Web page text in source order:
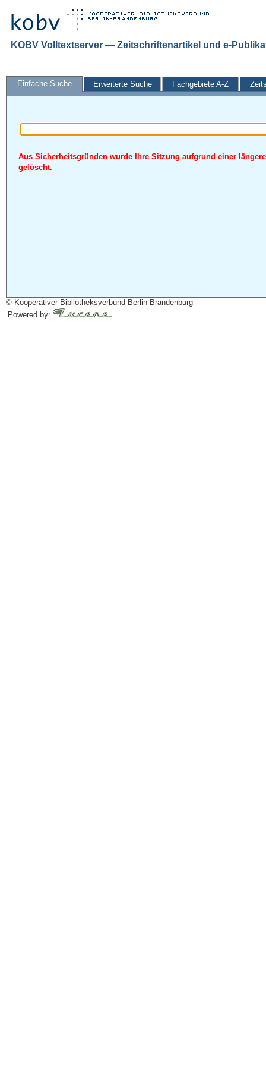
KOBV Volltextserver — Zeitschriftenartikel und e-
Einfache Suche Erweiterte Suche Fachgebiete A-Z
Aus Sicherheitsgründen wurde Ihre Sitzung aufgrund einer
gelöscht.
© Kooperativer Bibliotheksverbund Berlin-Brandenburg
Powered by: